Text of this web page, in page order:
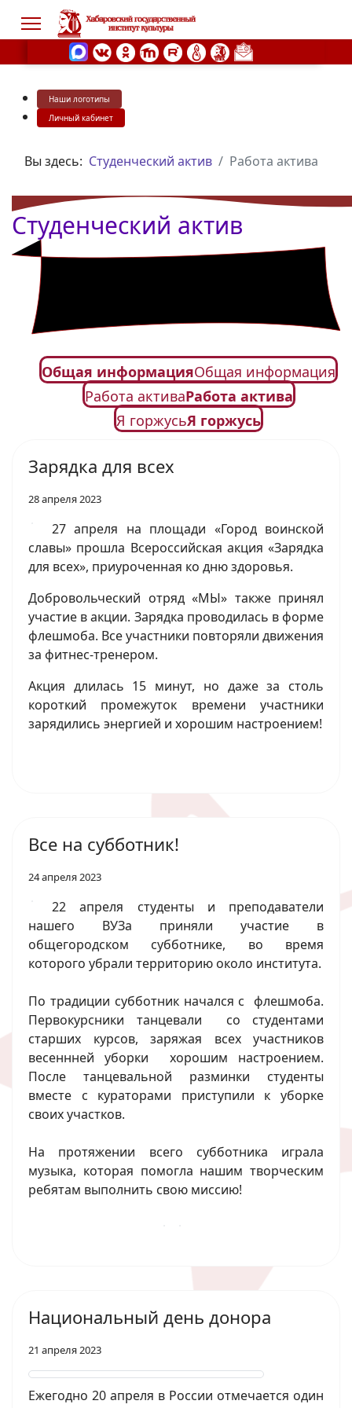
Наши логотипы
Личный кабинет
Вы здесь: Студенческий актив Работа актива
Студенческий актив
Общая информацияОбщая информация
Работа активаРабота актива
Я горжусьЯ горжусь
Зарядка для всех
28 апреля 2023
27 апреля на площади «Город воинской
славы» прошла Всероссийская акция «Зарядка
для всех», приуроченная ко дню здоровья.
Добровольческий отряд «МЫ» также принял
участие в акции. Зарядка проводилась в форме
флешмоба. Все участники повторяли движения
за фитнес-тренером.
Акция длилась 15 минут, но даже за столь
короткий промежуток времени участники
зарядились энергией и хорошим настроением!
Все на субботник!
24 апреля 2023
22 апреля студенты и преподаватели
нашего ВУЗа приняли участие в
общегородском субботнике, во время
которого убрали территорию около института.
По традиции субботник начался с флешмоба.
Первокурсники танцевали со студентами
старших курсов, заряжая всех участников
весеннней уборки хорошим настроением.
После танцевальной разминки студенты
вместе с кураторами приступили к уборке
своих участков.
На протяжении всего субботника играла
музыка, которая помогла нашим творческим
ребятам выполнить свою миссию!
Национальный день донора
21 апреля 2023
Ежегодно 20 апреля в России отмечается один